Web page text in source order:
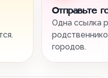
Отправьте
Одна ссылка
городов.